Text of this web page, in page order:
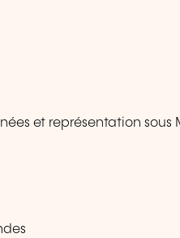
et représentation sous